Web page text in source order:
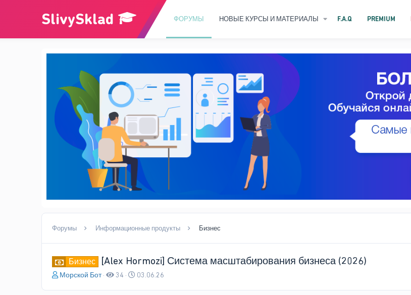
ФОРУМЫ НОВЫЕ КУРСЫ И МАТЕРИАЛЫ F.A.Q PREMIUM
Форумы Информационные продукты Бизнес
Бизнес [Alex Hormozi] Система масштабирования бизнеса (2026)
А
Морской Бот 34
Д
03.06.26